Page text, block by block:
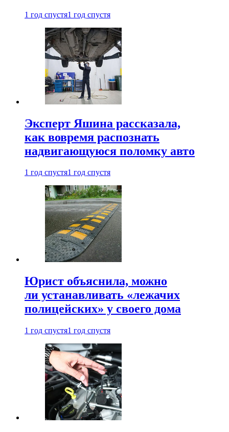
1 год спустя1 год спустя
Эксперт Яшина рассказала,
как вовремя распознать
надвигающуюся поломку авто
1 год спустя1 год спустя
Юрист объяснила, можно
ли устанавливать «лежачих
полицейских» у своего дома
1 год спустя1 год спустя